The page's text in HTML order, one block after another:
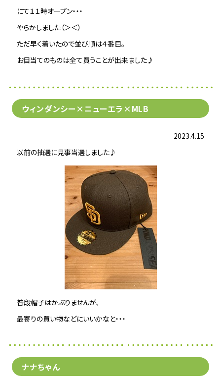
にて１１時オープン・・・
やらかしました（＞＜）
ただ早く着いたので並び順は４番目。
お目当てのものは全て買うことが出来ました♪
ウィンダンシー×ニューエラ×MLB
2023.4.15
以前の抽選に見事当選しました♪
普段帽子はかぶりませんが、
最寄りの買い物などにいいかなと・・・
ナナちゃん